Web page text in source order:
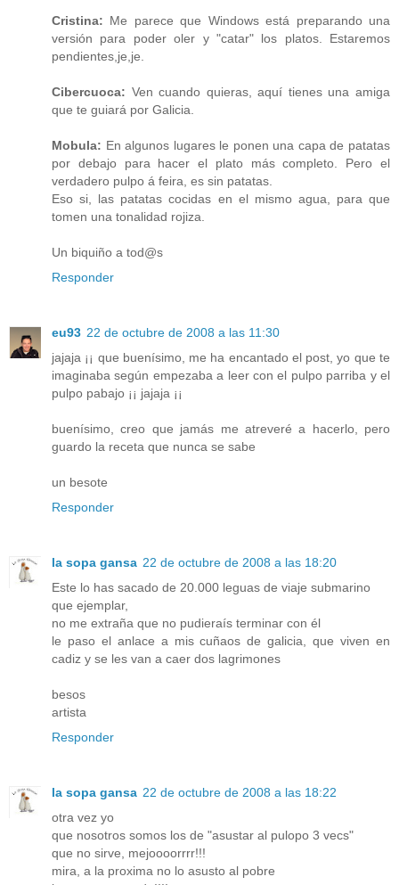
Cristina: Me parece que Windows está preparando una
versión para poder oler y "catar" los platos. Estaremos
pendientes,je,je.
Cibercuoca: Ven cuando quieras, aquí tienes una amiga
que te guiará por Galicia.
Mobula: En algunos lugares le ponen una capa de patatas
por debajo para hacer el plato más completo. Pero el
verdadero pulpo á feira, es sin patatas.
Eso si, las patatas cocidas en el mismo agua, para que
tomen una tonalidad rojiza.
Un biquiño a tod@s
Responder
eu93 22 de octubre de 2008 a las 11:30
jajaja ¡¡ que buenísimo, me ha encantado el post, yo que te
imaginaba según empezaba a leer con el pulpo parriba y el
pulpo pabajo ¡¡ jajaja ¡¡
buenísimo, creo que jamás me atreveré a hacerlo, pero
guardo la receta que nunca se sabe
un besote
Responder
la sopa gansa 22 de octubre de 2008 a las 18:20
Este lo has sacado de 20.000 leguas de viaje submarino
que ejemplar,
no me extraña que no pudieraís terminar con él
le paso el anlace a mis cuñaos de galicia, que viven en
cadiz y se les van a caer dos lagrimones
besos
artista
Responder
la sopa gansa 22 de octubre de 2008 a las 18:22
otra vez yo
que nosotros somos los de "asustar al pulopo 3 vecs"
que no sirve, mejoooorrrr!!!
mira, a la proxima no lo asusto al pobre